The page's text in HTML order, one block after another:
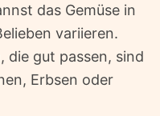
das Gemüse in
variieren.
die gut passen, sind
Erbsen oder